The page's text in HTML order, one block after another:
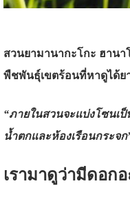
สวนยามานากะโกะ ฮาน
พืชพันธุ์เขตร้อนที่หาดูได้ย
“ภายในสวนจะแบ่งโซนเ
น้ำตกและห้องเรือนกระจก
เรามาดูว่ามีดอก